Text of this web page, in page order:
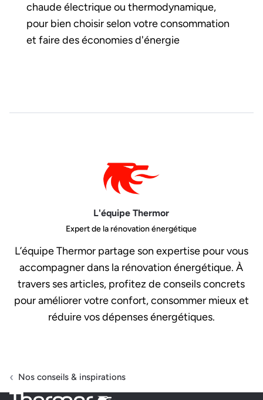
chaude électrique ou thermodynamique,
pour bien choisir selon votre consommation
et faire des économies d'énergie
L'équipe Thermor
Expert de la rénovation énergétique
L’équipe Thermor partage son expertise pour vous
accompagner dans la rénovation énergétique. À
travers ses articles, profitez de conseils concrets
pour améliorer votre confort, consommer mieux et
réduire vos dépenses énergétiques.
Nos conseils & inspirations